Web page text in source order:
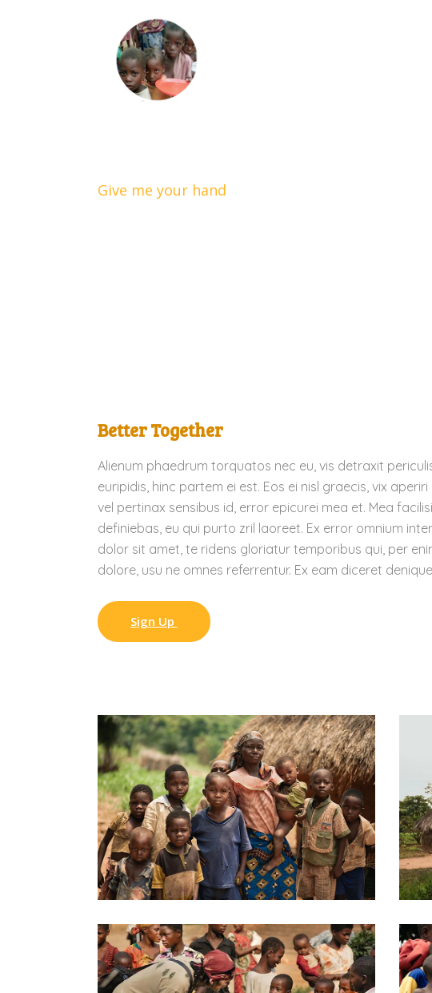
Give me your hand
Better Together
Alienum phaedrum torquatos nec eu, vis detraxit
euripidis, hinc partem ei est. Eos ei nisl graecis, vix
vel pertinax sensibus id, error epicurei mea et. Mea
definiebas, eu qui purto zril laoreet. Ex error omnium
dolor sit amet, te ridens gloriatur temporibus qui, per
dolore, usu ne omnes referrentur. Ex eam diceret
Sign Up